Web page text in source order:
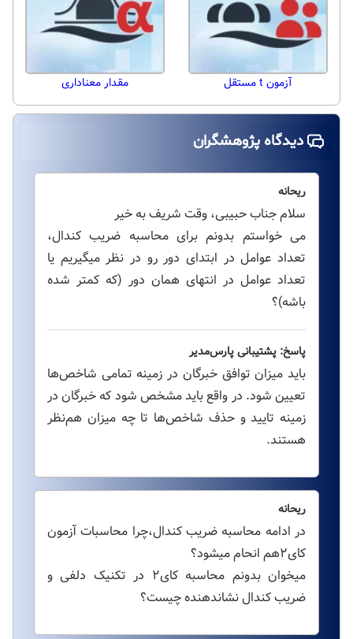
آزمون t مستقل مقدار معناداری
دیدگاه پژوهشگران
ریحانه
سلام جناب حبیبی، وقت شریف به خیر
می خواستم بدونم برای محاسبه ضریب کندال،
تعداد عوامل در ابتدای دور رو در نظر میگیریم یا
تعداد عوامل در انتهای همان دور (که کمتر شده
باشه)؟
پاسخ: پشتیبانی پارس‌مدیر
باید میزان توافق خبرگان در زمینه تمامی شاخص‌ها
تعیین شود. در واقع باید مشخص شود که خبرگان در
زمینه تایید و حذف شاخص‌ها تا چه میزان هم‌نظر
هستند.
ریحانه
در ادامه محاسبه ضریب کندال،چرا محاسبات آزمون
کای۲هم انحام میشود؟
میخوان بدونم محاسبه کای۲ در تکنیک دلفی و
ضریب کندال نشاندهنده چیست؟